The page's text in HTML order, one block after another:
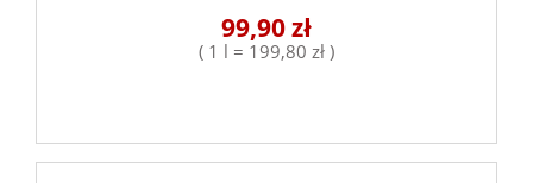
99,90 zł
( 1 l = 199,80 zł )